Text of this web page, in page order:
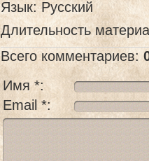
Язык: Русский
Длительность
Всего комментариев:
Имя *:
Email *: